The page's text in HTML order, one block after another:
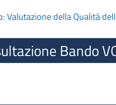
Valutazione della Qualità
Bando